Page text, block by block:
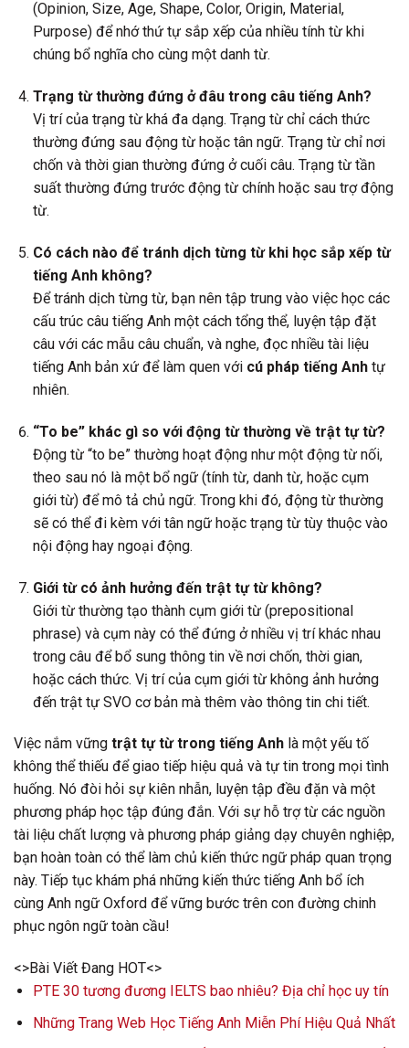
(Opinion, Size, Age, Shape, Color, Origin, Material,
Purpose) để nhớ thứ tự sắp xếp của nhiều tính từ khi
chúng bổ nghĩa cho cùng một danh từ.
Trạng từ thường đứng ở đâu trong câu tiếng Anh?
Vị trí của trạng từ khá đa dạng. Trạng từ chỉ cách thức
thường đứng sau động từ hoặc tân ngữ. Trạng từ chỉ nơi
chốn và thời gian thường đứng ở cuối câu. Trạng từ tần
suất thường đứng trước động từ chính hoặc sau trợ động
từ.
Có cách nào để tránh dịch từng từ khi học sắp xếp từ
tiếng Anh không?
Để tránh dịch từng từ, bạn nên tập trung vào việc học các
cấu trúc câu tiếng Anh một cách tổng thể, luyện tập đặt
câu với các mẫu câu chuẩn, và nghe, đọc nhiều tài liệu
tiếng Anh bản xứ để làm quen với cú pháp tiếng Anhtự
nhiên.
“To be” khác gì so với động từ thường về trật tự từ?
Động từ “to be” thường hoạt động như một động từ nối,
theo sau nó là một bổ ngữ (tính từ, danh từ, hoặc cụm
giới từ) để mô tả chủ ngữ. Trong khi đó, động từ thường
sẽ có thể đi kèm với tân ngữ hoặc trạng từ tùy thuộc vào
nội động hay ngoại động.
Giới từ có ảnh hưởng đến trật tự từ không?
Giới từ thường tạo thành cụm giới từ (prepositional
phrase) và cụm này có thể đứng ở nhiều vị trí khác nhau
trong câu để bổ sung thông tin về nơi chốn, thời gian,
hoặc cách thức. Vị trí của cụm giới từ không ảnh hưởng
đến trật tự SVO cơ bản mà thêm vào thông tin chi tiết.
Việc nắm vững trật tự từ trong tiếng Anh là một yếu tố
không thể thiếu để giao tiếp hiệu quả và tự tin trong mọi tình
huống. Nó đòi hỏi sự kiên nhẫn, luyện tập đều đặn và một
phương pháp học tập đúng đắn. Với sự hỗ trợ từ các nguồn
tài liệu chất lượng và phương pháp giảng dạy chuyên nghiệp,
bạn hoàn toàn có thể làm chủ kiến thức ngữ pháp quan trọng
này. Tiếp tục khám phá những kiến thức tiếng Anh bổ ích
cùng Anh ngữ Oxford để vững bước trên con đường chinh
phục ngôn ngữ toàn cầu!
<>Bài Viết Đang HOT<>
PTE 30 tương đương IELTS bao nhiêu? Địa chỉ học uy tín
Những Trang Web Học Tiếng Anh Miễn Phí Hiệu Quả Nhất